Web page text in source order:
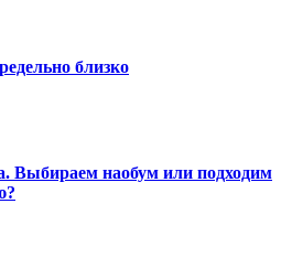
близко
Выбираем наобум или подходим